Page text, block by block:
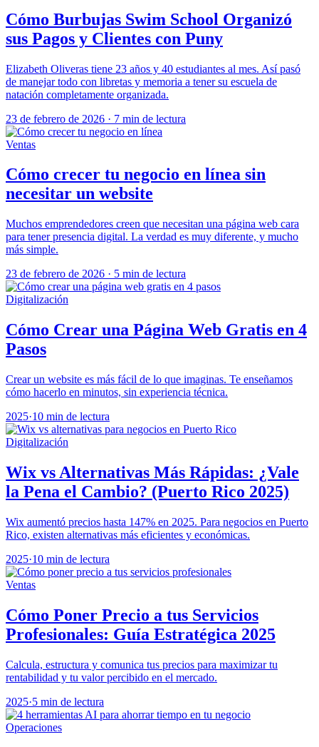
Cómo Burbujas Swim School Organizó
sus Pagos y Clientes con Puny
Elizabeth Oliveras tiene 23 años y 40 estudiantes al mes. Así pasó
de manejar todo con libretas y memoria a tener su escuela de
natación completamente organizada.
23 de febrero de 2026 · 7 min de lectura
Ventas
Cómo crecer tu negocio en línea sin
necesitar un website
Muchos emprendedores creen que necesitan una página web cara
para tener presencia digital. La verdad es muy diferente, y mucho
más simple.
23 de febrero de 2026 · 5 min de lectura
Digitalización
Cómo Crear una Página Web Gratis en 4
Pasos
Crear un website es más fácil de lo que imaginas. Te enseñamos
cómo hacerlo en minutos, sin experiencia técnica.
2025·10 min de lectura
Digitalización
Wix vs Alternativas Más Rápidas: ¿Vale
la Pena el Cambio? (Puerto Rico 2025)
Wix aumentó precios hasta 147% en 2025. Para negocios en Puerto
Rico, existen alternativas más eficientes y económicas.
2025·10 min de lectura
Ventas
Cómo Poner Precio a tus Servicios
Profesionales: Guía Estratégica 2025
Calcula, estructura y comunica tus precios para maximizar tu
rentabilidad y tu valor percibido en el mercado.
2025·5 min de lectura
Operaciones